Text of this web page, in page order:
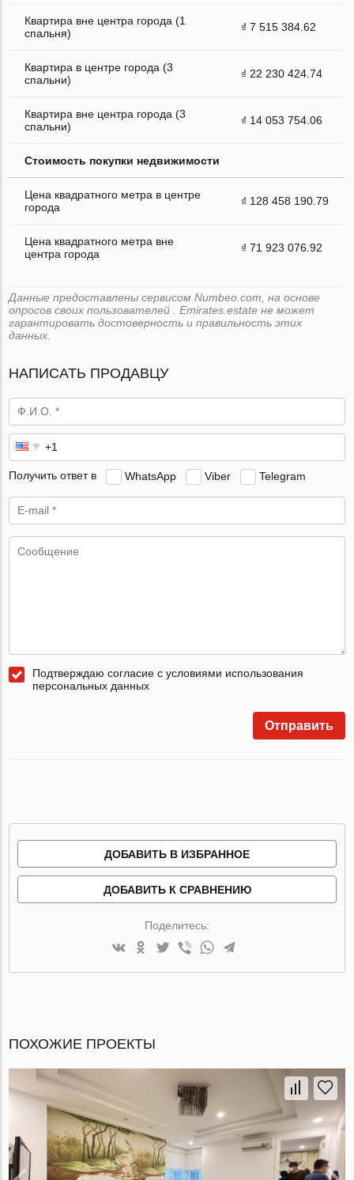
Квартира вне центра города (1
спальня)
₫ 7 515 384.62
Квартира в центре города (3
спальни)
₫ 22 230 424.74
Квартира вне центра города (3
спальни)
₫ 14 053 754.06
Стоимость покупки недвижимости
Цена квадратного метра в центре
города
₫ 128 458 190.79
Цена квадратного метра вне
центра города
₫ 71 923 076.92
Данные предоставлены сервисом Numbeo.com, на основе
опросов своих пользователей . Emirates.estate не может
гарантировать достоверность и правильность этих
данных.
НАПИСАТЬ ПРОДАВЦУ
Получить ответ в WhatsApp Viber Telegram
Подтверждаю согласие с условиями использования
персональных данных
Отправить
ДОБАВИТЬ В ИЗБРАННОЕ
ДОБАВИТЬ К СРАВНЕНИЮ
Поделитесь:
ПОХОЖИЕ ПРОЕКТЫ